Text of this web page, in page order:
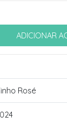
Rosé